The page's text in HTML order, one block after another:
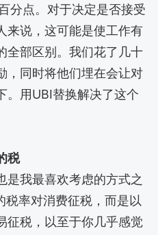
分点。对于决定是否接受
来说，这可能是使工作有
全部区别。我们花了几十
，同时将他们埋在会让对
。用UBI替换解决了这个
税
是我最喜欢考虑的方式之
税率对消费征税，而是以
征税，以至于你几乎感觉